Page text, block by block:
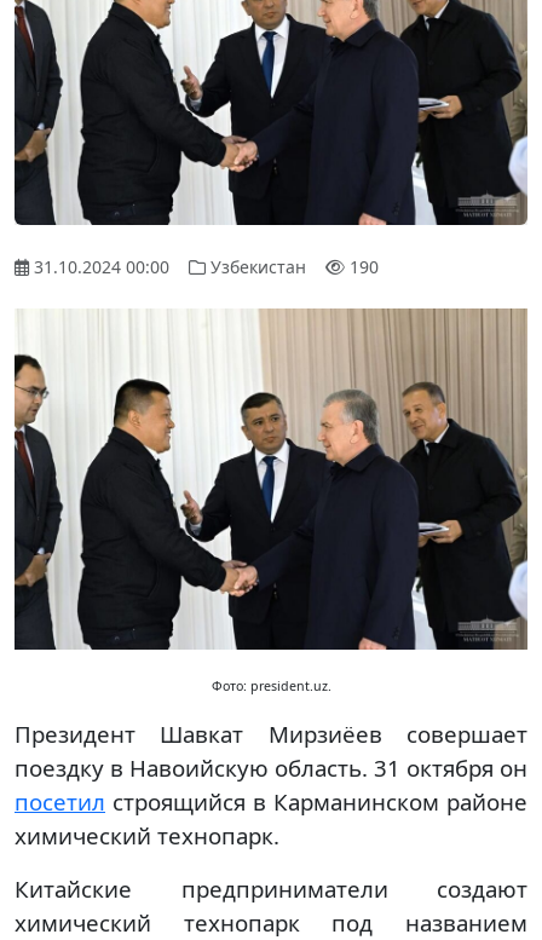
31.10.2024 00:00 Узбекистан 190
Фото: president.uz.
Президент Шавкат Мирзиёев совершает
поездку в Навоийскую область. 31 октября он
посетил строящийся в Карманинском районе
химический технопарк.
Китайские предприниматели создают
химический технопарк под названием